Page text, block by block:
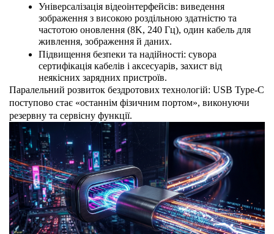
Універсалізація відеоінтерфейсів: виведення
зображення з високою роздільною здатністю та
частотою оновлення (8K, 240 Гц), один кабель для
живлення, зображення й даних.
Підвищення безпеки та надійності: сувора
сертифікація кабелів і аксесуарів, захист від
неякісних зарядних пристроїв.
Паралельний розвиток бездротових технологій: USB Type-C
поступово стає «останнім фізичним портом», виконуючи
резервну та сервісну функції.